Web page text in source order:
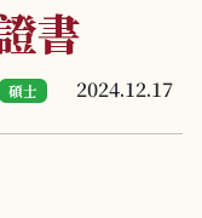
書
碩士 2024.12.17